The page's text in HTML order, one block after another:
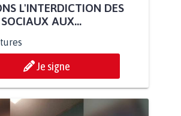
L'INTERDICTION DES
AUX...
Je signe